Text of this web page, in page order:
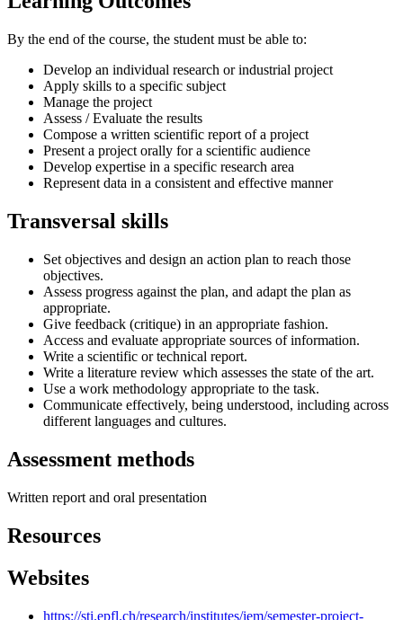
By the end of the course, the student must be able to:
Develop an individual research or industrial project
Apply skills to a specific subject
Manage the project
Assess / Evaluate the results
Compose a written scientific report of a project
Present a project orally for a scientific audience
Develop expertise in a specific research area
Represent data in a consistent and effective manner
Transversal skills
Set objectives and design an action plan to reach those
objectives.
Assess progress against the plan, and adapt the plan as
appropriate.
Give feedback (critique) in an appropriate fashion.
Access and evaluate appropriate sources of information.
Write a scientific or technical report.
Write a literature review which assesses the state of the art.
Use a work methodology appropriate to the task.
Communicate effectively, being understood, including across
different languages and cultures.
Assessment methods
Written report and oral presentation
Resources
Websites
https://sti.epfl.ch/research/institutes/iem/semester-project-